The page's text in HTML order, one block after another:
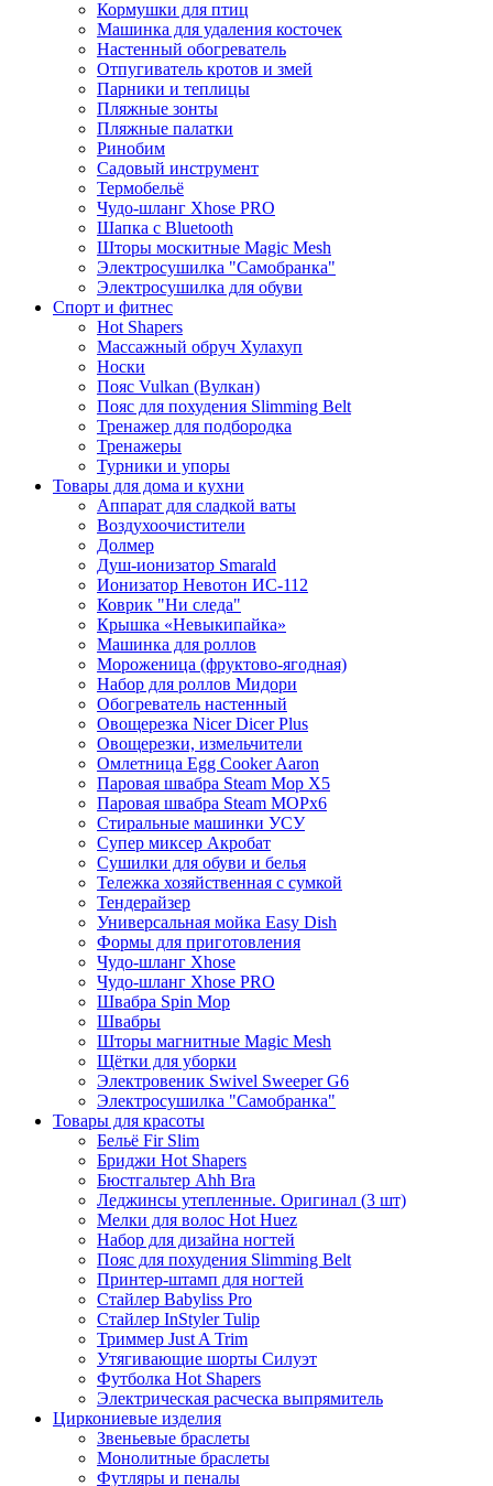
Кормушки для птиц
Машинка для удаления косточек
Настенный обогреватель
Отпугиватель кротов и змей
Парники и теплицы
Пляжные зонты
Пляжные палатки
Ринобим
Садовый инструмент
Термобельё
Чудо-шланг Xhose PRO
Шапка с Bluetooth
Шторы москитные Magic Mesh
Электросушилка "Самобранка"
Электросушилка для обуви
Спорт и фитнес
Hot Shapers
Массажный обруч Хулахуп
Носки
Пояс Vulkan (Вулкан)
Пояс для похудения Slimming Belt
Тренажер для подбородка
Тренажеры
Турники и упоры
Товары для дома и кухни
Аппарат для сладкой ваты
Воздухоочистители
Долмер
Душ-ионизатор Smarald
Ионизатор Невотон ИС-112
Коврик "Ни следа"
Крышка «Невыкипайка»
Машинка для роллов
Мороженица (фруктово-ягодная)
Набор для роллов Мидори
Обогреватель настенный
Овощерезка Nicer Dicer Plus
Овощерезки, измельчители
Омлетница Egg Сooker Aaron
Паровая швабра Steam Mop X5
Паровая швабра Steam MOPх6
Стиральные машинки УСУ
Супер миксер Акробат
Сушилки для обуви и белья
Тележка хозяйственная с сумкой
Тендерайзер
Универсальная мойка Easy Dish
Формы для приготовления
Чудо-шланг Xhose
Чудо-шланг Xhose PRO
Швабра Spin Mop
Швабры
Шторы магнитные Magic Mesh
Щётки для уборки
Электровеник Swivel Sweeper G6
Электросушилка "Самобранка"
Товары для красоты
Бельё Fir Slim
Бриджи Hot Shapers
Бюстгальтер Ahh Bra
Леджинсы утепленные. Оригинал (3 шт)
Мелки для волос Hot Huez
Набор для дизайна ногтей
Пояс для похудения Slimming Belt
Принтер-штамп для ногтей
Стайлер Babyliss Pro
Стайлер InStyler Tulip
Триммер Just A Trim
Утягивающие шорты Силуэт
Футболка Hot Shapers
Электрическая расческа выпрямитель
Циркониевые изделия
Звеньевые браслеты
Монолитные браслеты
Футляры и пеналы